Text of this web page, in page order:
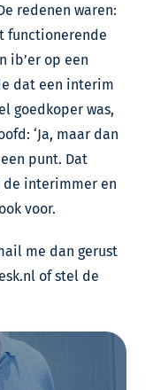
redenen waren:
functionerende
ib’er op een
dat een interim
goedkoper was,
‘Ja, maar dan
punt. Dat
interimmer en
voor.
me dan gerust
of stel de